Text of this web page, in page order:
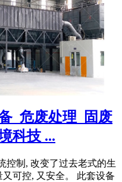
_危废处理_固废
科技 ...
控制, 改变了过去老式的生
可控, 又安全。 此套设备